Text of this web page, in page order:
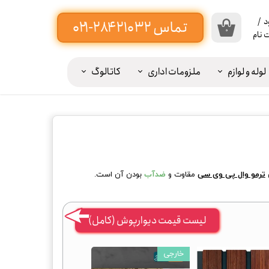
لوله و لوازم ملزومات اداری کاتالوگ
۰
/
نام
ترمو وال پی وی سی مقاوت و ضدآب بودن آن است.
خارجی
لیست قیمت دیوارپوش (کامل)